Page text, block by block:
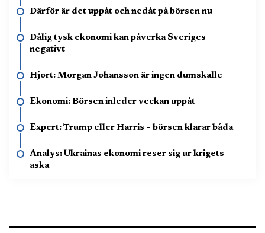
Därför är det uppåt och nedåt på börsen nu
Dålig tysk ekonomi kan påverka Sveriges
negativt
Hjort: Morgan Johansson är ingen dumskalle
Ekonomi: Börsen inleder veckan uppåt
Expert: Trump eller Harris – börsen klarar båda
Analys: Ukrainas ekonomi reser sig ur krigets
aska